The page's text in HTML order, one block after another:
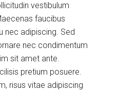
vestibulum
faucibus
nec adipiscing. Sed
nec condimentum
sit amet ante.
pretium posuere.
risus vitae adipiscing